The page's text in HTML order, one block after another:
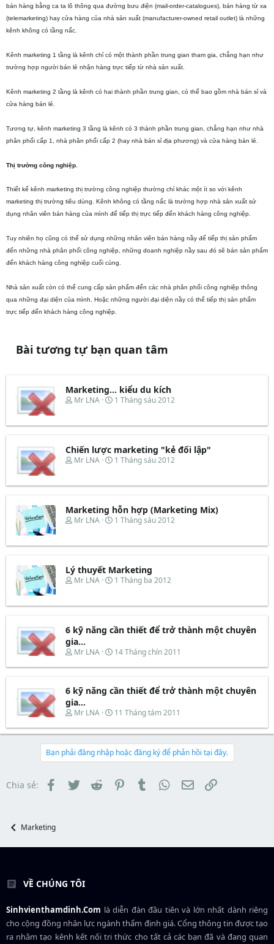
bán hàng bằng ca ta lô thông qua đường bưu điện (mail-order-catalogues), bán hàng từ xa
(telemarketing) hay cửa hàng của nhà sản xuất (manufacturer-owned retail outlet) là những
kênh không có tầng nấc.
Kênh marketing 1 tầng là kênh chỉ có một thành phần trung gian tham gia, chẳng hạn như
trường hợp người bán lẻ nhận hàng trực tiếp từ nhà sản xuất.
Kênh marketing 2 tầng là kênh có hai thành phần trung gian, có thể bao gồm nhà bán sỉ và
cửa hàng bán lẻ.
Tương tự, kênh marketing 3 tầng là kênh có 3 thành phần trung gian, chẳng hạn như nhà
phân phối cấp 1, nhà phân phối cấp 2 (hay nhà bán sỉ địa phương) và cửa hàng bán lẻ.
Thị trường công nghiệp.
Thiết kế kênh marketing thị trường công nghiệp thường chỉ khác một ít so với kênh
marketing thị trường tiêu dùng. Kênh không có tầng nấc là trường hợp nhà sản xuất sử
dụng nhân viên bán hàng của mình để tiếp thị trực tiếp đến khách hàng công nghiệp.
Tuy nhiên họ cũng có thể sử dụng những nhân viên bán hàng nầy để tiếp thị sản phẩm
đến những nhà phân phối công nghiệp, những doanh nghiệp nầy sau đó sẽ bán sản phẩm
đến khách hàng công nghiệp cuối cùng.
Nhà sản xuất còn có thể cung cấp sản phẩm đến các nhà phân phối công nghiệp thông
qua những đại diện của mình. Hoặc những người đại diện nầy có thể tiếp thị sản phẩm
trực tiếp đến khách hàng công nghiệp.
Bài tương tự bạn quan tâm
Marketing... kiểu du kích
T
e
d
s
r
e
r
Mr LNA
N
y
ắ
t
u
1 Tháng sáu 2012
Chiến lược marketing "kẻ đối lập"
T
e
d
s
r
e
r
Mr LNA
N
y
ắ
t
u
1 Tháng sáu 2012
Marketing hỗn hợp (Marketing Mix)
T
e
d
s
r
e
Mr LNA
N
y
ắ
t
u
1 Tháng sáu 2012
Lý thuyết Marketing
T
e
d
s
t
a
r
e
r
Mr LNA
N
y
ắ
đ
ầ
u
1 Tháng ba 2012
6 kỹ năng cần thiết để trở thành một chuyên
gia...
T
r
a
d
s
a
t
e
Mr LNA
N
à
b
t
ầ
14 Tháng chín 2011
6 kỹ năng cần thiết để trở thành một chuyên
gia...
T
r
a
d
t
a
Mr LNA
N
à
b
ắ
đ
ầ
11 Tháng tám 2011
Bạn phải đăng nhập hoặc đăng ký để phản hồi tại đây.
Chia sẻ: Facebook
TwitterReddit PinterestTumblr WhatsApp
EmailLink
Marketing
VỀ CHÚNG TÔI
Sinhvienthamdinh.Com là diễn đàn đầu tiên và lớn nhất dành riêng
cho cộng đồng nhân lực ngànhthẩm định giá. Cổng thông tin được tạo
ra nhằm tạo kênh kết nối tri thức cho tất cả các bạn đã và đang quan